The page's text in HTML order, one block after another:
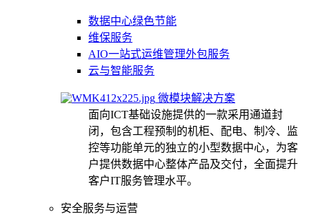
数据中心绿色节能
维保服务
AIO一站式运维管理外包服务
云与智能服务
微模块解决方案
面向ICT基础设施提供的一款采用通道封
闭，包含工程预制的机柜、配电、制冷、监
控等功能单元的独立的小型数据中心，为客
户提供数据中心整体产品及交付，全面提升
客户IT服务管理水平。
安全服务与运营